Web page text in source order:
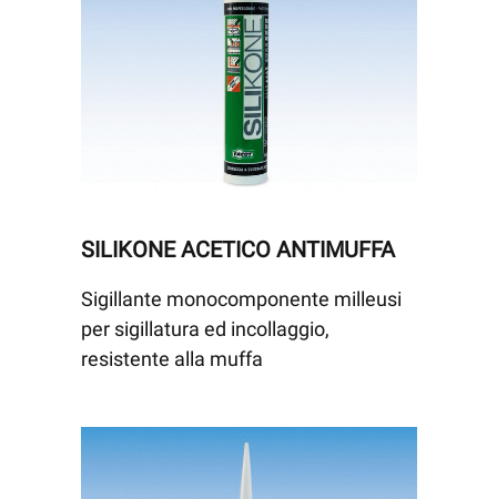
SILIKONE ACETICO ANTIMUFFA
Sigillante monocomponente milleusi
per sigillatura ed incollaggio,
resistente alla muffa